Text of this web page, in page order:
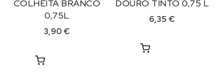
COLHEITA BRANCO
0,75L
3,90€
DOURO TINTO 0,75 L
6,35 €